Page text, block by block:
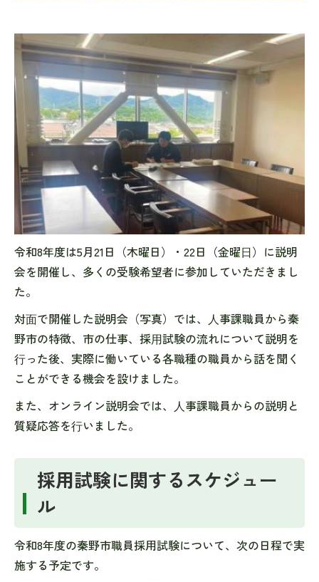
令和8年度は5月21日（木曜日）・22日（金曜⽇）に説明
会を開催し、多くの受験希望者に参加していただきまし
た。
対⾯で開催した説明会（写真）では、⼈事課職員から秦
野市の特徴、市の仕事、採⽤試験の流れについて説明を
⾏った後、実際に働いている各職種の職員から話を聞く
ことができる機会を設けました。
また、オンライン説明会では、⼈事課職員からの説明と
質疑応答を⾏いました。
採用試験に関するスケジュー
ル
令和8年度の秦野市職員採用試験について、次の日程で実
施する予定です。